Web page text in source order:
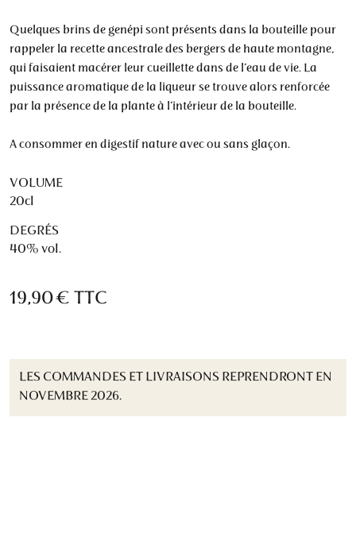
Quelques brins de genépi sont présents dans la bouteille pour
rappeler la recette ancestrale des bergers de haute montagne,
qui faisaient macérer leur cueillette dans de l’eau de vie. La
puissance aromatique de la liqueur se trouve alors renforcée
par la présence de la plante à l’intérieur de la bouteille.
A consommer en digestif nature avec ou sans glaçon.
VOLUME
20cl
DEGRÉS
40% vol.
19,90 €TTC
LES COMMANDES ET LIVRAISONS REPRENDRONT EN
NOVEMBRE 2026.